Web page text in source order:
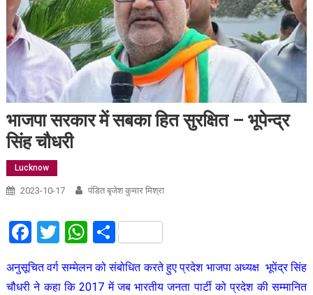
भाजपा सरकार में सबका हित सुरक्षित – भूपेन्द्र
सिंह चौधरी
Lucknow
2023-10-17 पंडित बृजेश कुमार मिश्रा
Facebook
Twitter
WhatsApp
Share
अनुसूचित वर्ग सम्मेलन को संबोधित करते हुए प्रदेश भाजपा अध्यक्ष भूपेंद्र सिंह
चौधरी ने कहा कि 2017 में जब भारतीय जनता पार्टी को प्रदेश की सम्मानित